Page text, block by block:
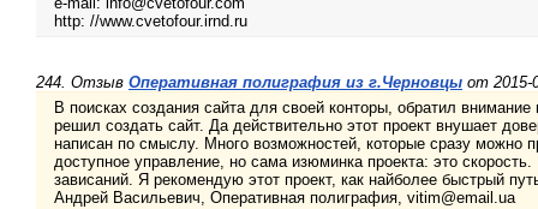
http: //www.cvetofour.irnd.ru
244. Отзыв Оперативная полиграфия из г.Черновцы от 2015-
В поисках создания сайта для своей конторы, обратил
решил создать сайт. Да действительно этот проект внушает
написан по смыслу. Много возможностей, которые сразу можно
доступное управление, но сама изюминка проекта: это
зависаний. Я рекомендую этот проект, как найболее быстрый
Андрей Васильевич, Оперативная полиграфия, vitim@email.ua